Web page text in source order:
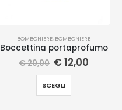
BOMBONIERE, BOMBONIERE
Boccettina portaprofumo
€20,00 € 12,00
SCEGLI